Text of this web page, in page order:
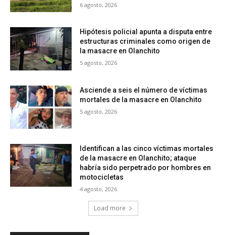
6 agosto, 2026
Hipótesis policial apunta a disputa entre
estructuras criminales como origen de
la masacre en Olanchito
5 agosto, 2026
Asciende a seis el número de víctimas
mortales de la masacre en Olanchito
5 agosto, 2026
Identifican a las cinco víctimas mortales
de la masacre en Olanchito; ataque
habría sido perpetrado por hombres en
motocicletas
4 agosto, 2026
Load more